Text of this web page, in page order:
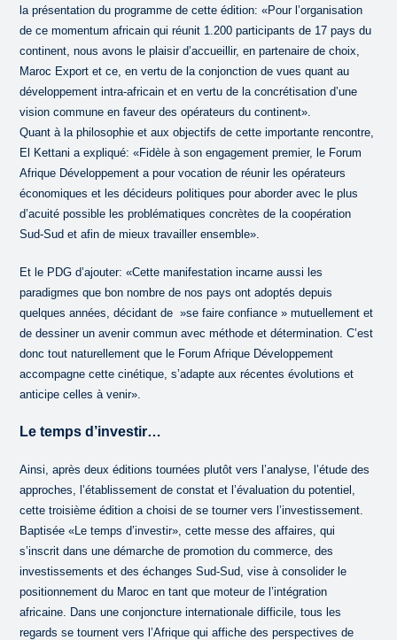
la présentation du programme de cette édition: «Pour l’organisation
de ce momentum africain qui réunit 1.200 participants de 17 pays du
continent, nous avons le plaisir d’accueillir, en partenaire de choix,
Maroc Export et ce, en vertu de la conjonction de vues quant au
développement intra-africain et en vertu de la concrétisation d’une
vision commune en faveur des opérateurs du continent».
Quant à la philosophie et aux objectifs de cette importante rencontre,
El Kettani a expliqué: «Fidèle à son engagement premier, le Forum
Afrique Développement a pour vocation de réunir les opérateurs
économiques et les décideurs politiques pour aborder avec le plus
d’acuité possible les problématiques concrètes de la coopération
Sud-Sud et afin de mieux travailler ensemble».
Et le PDG d’ajouter: «Cette manifestation incarne aussi les
paradigmes que bon nombre de nos pays ont adoptés depuis
quelques années, décidant de »se faire confiance » mutuellement et
de dessiner un avenir commun avec méthode et détermination. C’est
donc tout naturellement que le Forum Afrique Développement
accompagne cette cinétique, s’adapte aux récentes évolutions et
anticipe celles à venir».
Le temps d’investir…
Ainsi, après deux éditions tournées plutôt vers l’analyse, l’étude des
approches, l’établissement de constat et l’évaluation du potentiel,
cette troisième édition a choisi de se tourner vers l’investissement.
Baptisée «Le temps d’investir», cette messe des affaires, qui
s’inscrit dans une démarche de promotion du commerce, des
investissements et des échanges Sud-Sud, vise à consolider le
positionnement du Maroc en tant que moteur de l’intégration
africaine. Dans une conjoncture internationale difficile, tous les
regards se tournent vers l’Afrique qui affiche des perspectives de